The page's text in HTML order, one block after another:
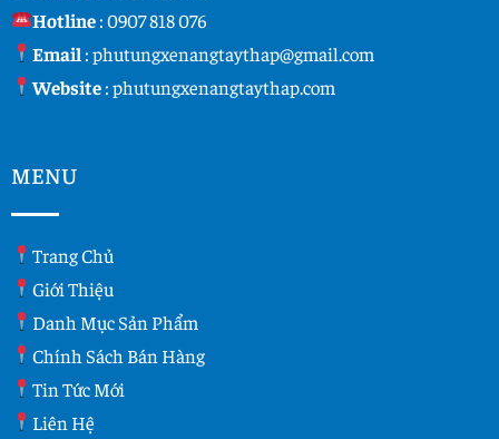
Hotline:0907 818 076
Email :phutungxenangtaythap@gmail.com
Website:phutungxenangtaythap.com
MENU
Trang Chủ
Giới Thiệu
Danh Mục Sản Phẩm
Chính Sách Bán Hàng
Tin Tức Mới
Liên Hệ